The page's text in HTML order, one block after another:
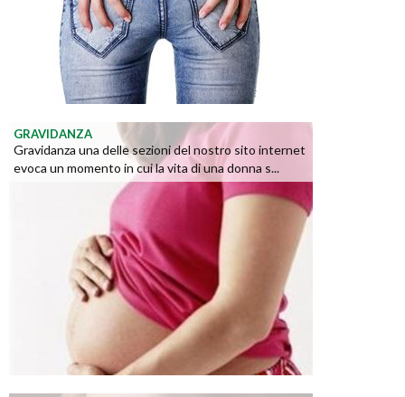
GRAVIDANZA
Gravidanza una delle sezioni del nostro sito internet
evoca un momento in cui la vita di una donna s...